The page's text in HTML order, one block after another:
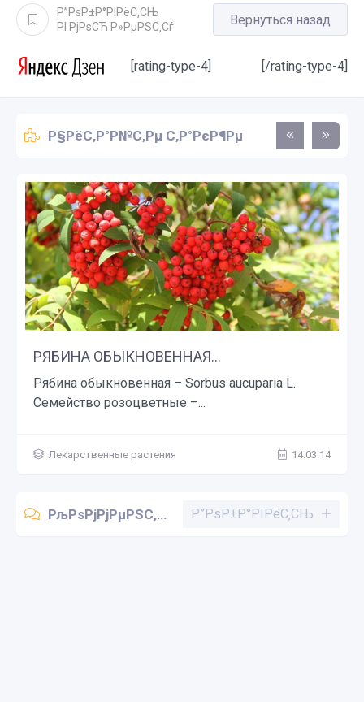
Р”РѕР±Р°РІРёС‚СЊ
РІ РјРѕСЋ Р»РµРЅС‚Сѓ
Вернуться назад
[rating-type-4] [/rating-type-4]
Р§РёС‚Р°Р№С‚Рµ С‚Р°РєР¶Рµ
РЯБИНА ОБЫКНОВЕННАЯ...
Рябина обыкновенная – Sorbus aucuparia L.
Семейство розоцветные –...
Лекарственные растения 14.03.14
РљРѕРјРјРµРЅС‚Р°СЂРёРё (0) Р”РѕР±Р°РІРёС‚СЊ